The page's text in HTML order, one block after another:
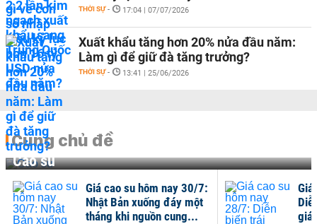
THỜI SỰ - 17:04 | 07/07/2026
Xuất khẩu tăng hơn 20% nửa đầu năm:
Làm gì để giữ đà tăng trưởng?
THỜI SỰ - 13:41 | 25/06/2026
Cùng chủ đề
Cao su
Giá cao su hôm nay 30/7:
Nhật Bản xuống đáy một
tháng khi nguồn cung...
giá